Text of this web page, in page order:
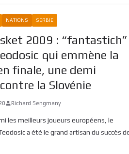
NATIONS SERBIE
2009 : “fantastich”
qui emmène la
finale, une demi
la Slovénie
Richard Sengmany
les meilleurs joueurs européens, le
a été le grand artisan du succès